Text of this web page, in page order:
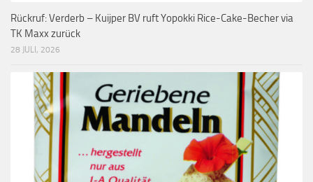
Rückruf: Verderb – Kuijper BV ruft Yopokki Rice-Cake-Becher via
TK Maxx zurück
28 JULI, 2026